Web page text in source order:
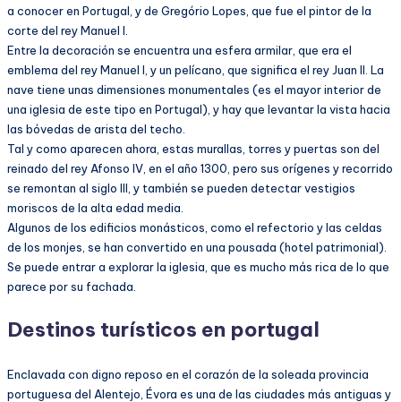
a conocer en Portugal, y de Gregório Lopes, que fue el pintor de la
corte del rey Manuel I.
Entre la decoración se encuentra una esfera armilar, que era el
emblema del rey Manuel I, y un pelícano, que significa el rey Juan II. La
nave tiene unas dimensiones monumentales (es el mayor interior de
una iglesia de este tipo en Portugal), y hay que levantar la vista hacia
las bóvedas de arista del techo.
Tal y como aparecen ahora, estas murallas, torres y puertas son del
reinado del rey Afonso IV, en el año 1300, pero sus orígenes y recorrido
se remontan al siglo III, y también se pueden detectar vestigios
moriscos de la alta edad media.
Algunos de los edificios monásticos, como el refectorio y las celdas
de los monjes, se han convertido en una pousada (hotel patrimonial).
Se puede entrar a explorar la iglesia, que es mucho más rica de lo que
parece por su fachada.
Destinos turísticos en portugal
Enclavada con digno reposo en el corazón de la soleada provincia
portuguesa del Alentejo, Évora es una de las ciudades más antiguas y